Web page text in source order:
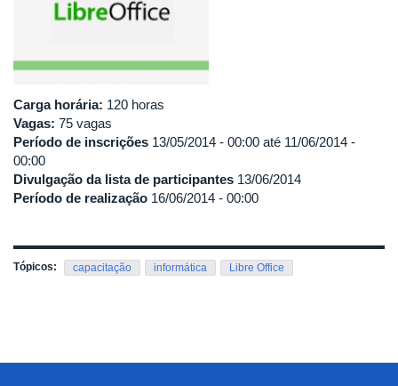
Carga horária: 120 horas
Vagas: 75 vagas
Período de inscrições 13/05/2014 - 00:00 até 11/06/2014 -
00:00
Divulgação da lista de participantes 13/06/2014
Período de realização 16/06/2014 - 00:00
Tópicos: capacitação informática Libre Office